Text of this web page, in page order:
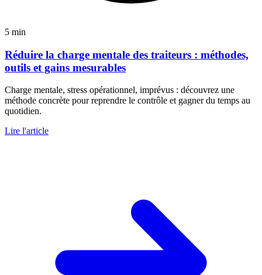
5 min
Réduire la charge mentale des traiteurs : méthodes,
outils et gains mesurables
Charge mentale, stress opérationnel, imprévus : découvrez une
méthode concrète pour reprendre le contrôle et gagner du temps au
quotidien.
Lire l'article